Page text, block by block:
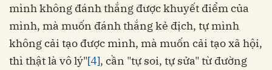
mình không đánh thắng được khuyết điểm của
mình, mà muốn đánh thắng kẻ địch, tự mình
không cải tạo được mình, mà muốn cải tạo xã hội,
thì thật là vô lý"[4], cần "tự soi, tự sửa" từ đường